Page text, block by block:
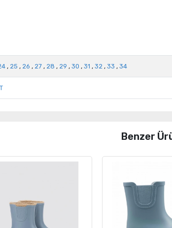
, 25 , 26 , 27 , 28 , 29 , 30 , 31 , 32 , 33 , 34
Benzer